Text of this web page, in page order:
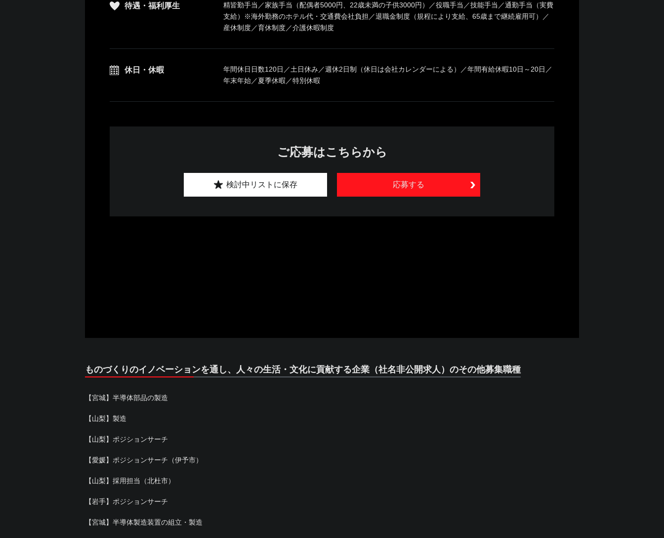
待遇・福利厚生
精皆勤手当／家族手当（配偶者5000円、22歳未満の子供3000円）／役職手当／技能手当／通勤手当（実費
支給）※海外勤務のホテル代・交通費会社負担／退職金制度（規程により支給、65歳まで継続雇用可）／
産休制度／育休制度／介護休暇制度
休日・休暇
年間休日日数120日／土日休み／週休2日制（休日は会社カレンダーによる）／年間有給休暇10日～20日／
年末年始／夏季休暇／特別休暇
ご応募はこちらから
応募する
検討中リストに保存
ものづくりのイノベーションを通し、人々の生活・文化に貢献する企業（社名非公開求人）のその他募集職種
【宮城】半導体部品の製造
【山梨】製造
【山梨】ポジションサーチ
【愛媛】ポジションサーチ（伊予市）
【山梨】採用担当（北杜市）
【岩手】ポジションサーチ
【宮城】半導体製造装置の組立・製造